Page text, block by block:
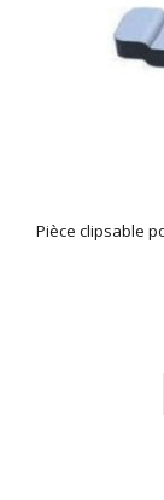
Pièce clipsable